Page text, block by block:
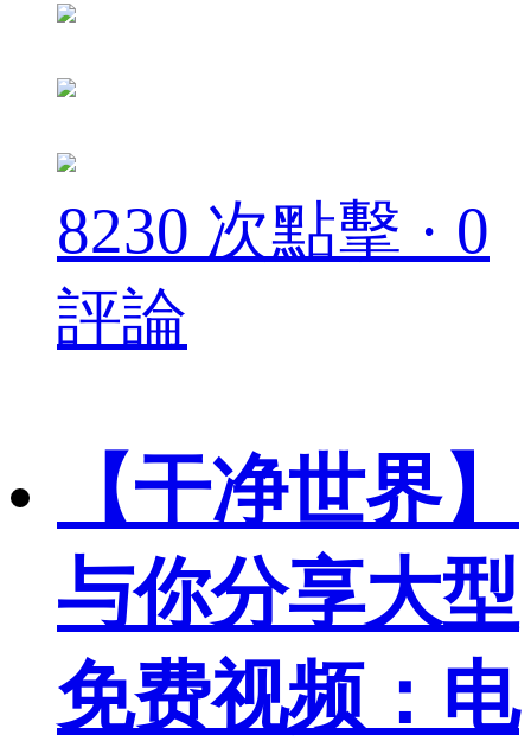
8230 次點擊 · 0
評論
【干净世界】
与你分享大型
免费视频：电